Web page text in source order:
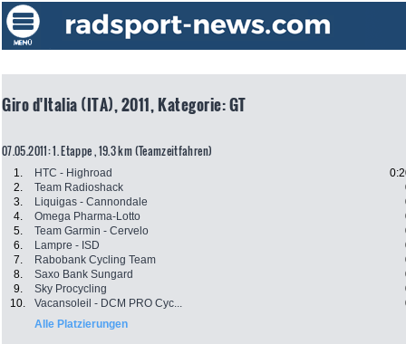
Giro d'Italia (ITA), 2011, Kategorie: GT
07.05.2011: 1. Etappe , 19.3 km (Teamzeitfahren)
1. HTC - Highroad
2.
Team Radioshack
3.
Liquigas - Cannondale
4.
Omega Pharma-Lotto
5.
Team Garmin - Cervelo
6.
Lampre - ISD
7.
Rabobank Cycling Team
8.
Saxo Bank Sungard
9.
Sky Procycling
10.
Vacansoleil - DCM PRO Cyc...
Alle Platzierungen